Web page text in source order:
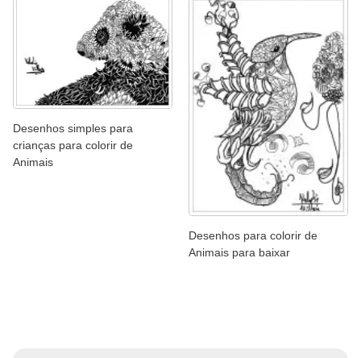
Desenhos simples para
crianças para colorir de
Animais
Desenhos para colorir de
Animais para baixar